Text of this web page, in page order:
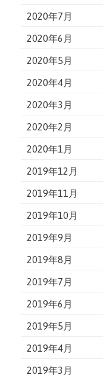
2020年7月
2020年6月
2020年5月
2020年4月
2020年3月
2020年2月
2020年1月
2019年12月
2019年11月
2019年10月
2019年9月
2019年8月
2019年7月
2019年6月
2019年5月
2019年4月
2019年3月